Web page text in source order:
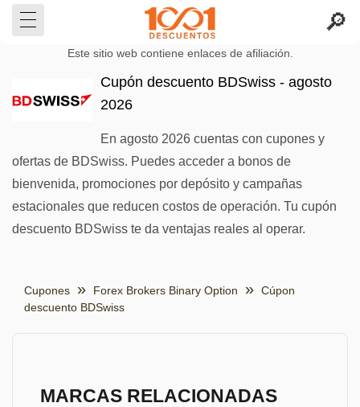
Este sitio web contiene enlaces de afiliación.
Cupón descuento BDSwiss - agosto
2026
En agosto 2026 cuentas con cupones y
ofertas de BDSwiss. Puedes acceder a bonos de
bienvenida, promociones por depósito y campañas
estacionales que reducen costos de operación. Tu cupón
descuento BDSwiss te da ventajas reales al operar.
Cupones Forex Brokers Binary Option
Cúpon
descuento BDSwiss
MARCAS RELACIONADAS